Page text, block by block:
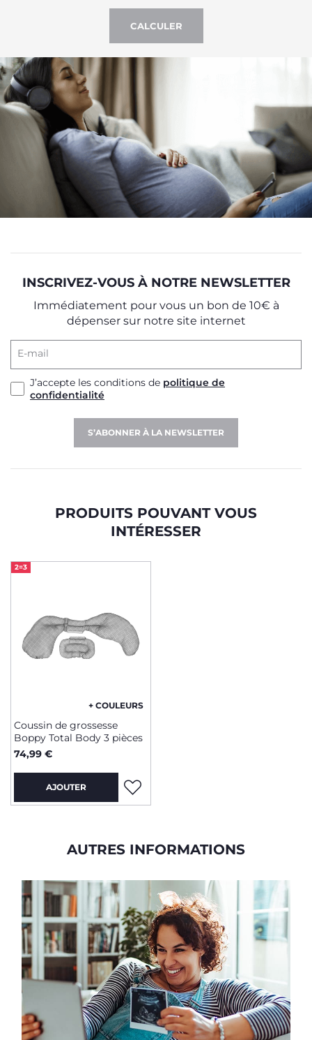
CALCULER
INSCRIVEZ-VOUS À NOTRE NEWSLETTER
Immédiatement pour vous un bon de 10€ à
dépenser sur notre site internet
E-mail
J’accepte les conditions de politique de
confidentialité
S’ABONNER À LA NEWSLETTER
PRODUITS POUVANT VOUS
INTÉRESSER
2=3
+ COULEURS
Coussin de grossesse
Boppy Total Body 3 pièces
74,99 €
AJOUTER
AUTRES INFORMATIONS